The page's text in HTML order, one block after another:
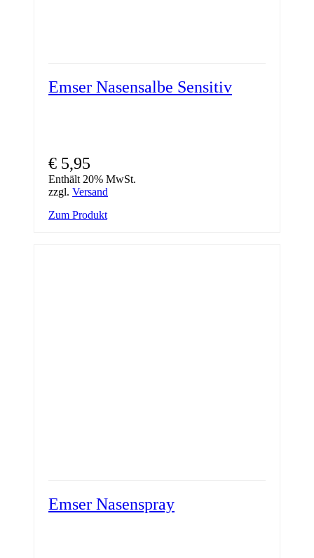
Emser Nasensalbe Sensitiv
€ 5,95
Enthält 20% MwSt.
zzgl. Versand
Zum Produkt
Emser Nasenspray